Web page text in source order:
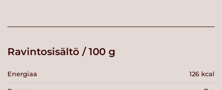
Ravintosisältö / 100 g
Energiaa 126 kcal